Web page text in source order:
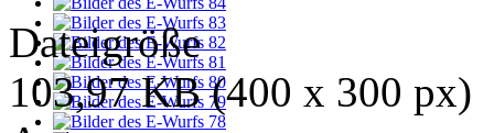
Dateigröße
103,97 KB (400 x 300 px)